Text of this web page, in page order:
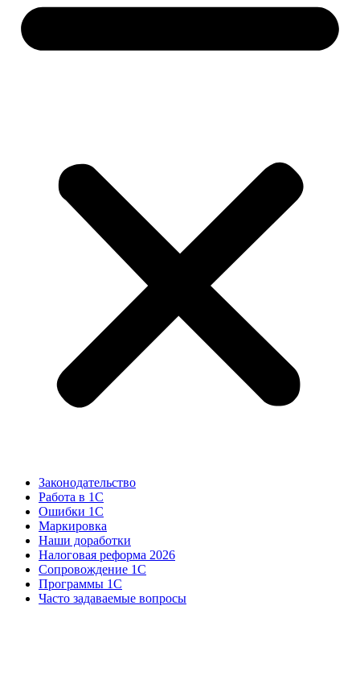
Законодательство
Работа в 1С
Ошибки 1С
Маркировка
Наши доработки
Налоговая реформа 2026
Сопровождение 1С
Программы 1С
Часто задаваемые вопросы